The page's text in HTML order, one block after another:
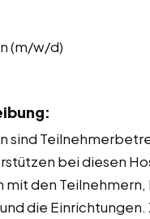
(m/w/d)
sind
bei diesen
mit den
die